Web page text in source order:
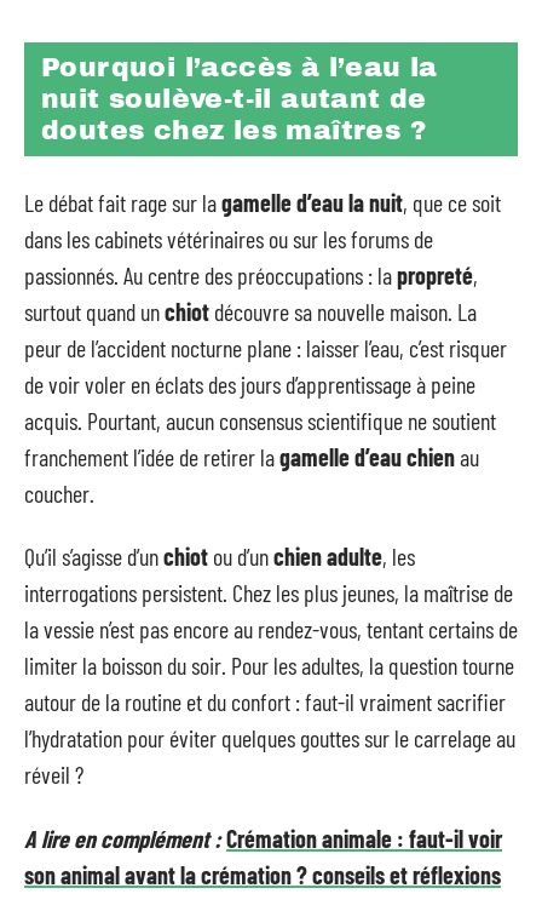
Pourquoi l’accès à l’eau la
nuit soulève-t-il autant de
doutes chez les maîtres ?
Le débat fait rage sur lagamelle d’eau la nuit, que ce soit
dans les cabinets vétérinaires ou sur les forums de
passionnés. Au centre des préoccupations : lapropreté,
surtout quand unchiot découvre sa nouvelle maison. La
peur de l’accident nocturne plane : laisser l’eau, c’est risquer
de voir voler en éclats des jours d’apprentissage à peine
acquis. Pourtant, aucun consensus scientifique ne soutient
franchement l’idée de retirer lagamelle d’eau chienau
coucher.
Qu’il s’agisse d’unchiot ou d’unchien adulte, les
interrogations persistent. Chez les plus jeunes, la maîtrise de
la vessie n’est pas encore au rendez-vous, tentant certains de
limiter la boisson du soir. Pour les adultes, la question tourne
autour de la routine et du confort : faut-il vraiment sacrifier
l’hydratation pour éviter quelques gouttes sur le carrelage au
réveil ?
A lire en complément :Crémation animale : faut-il voir
son animal avant la crémation ? conseils et réflexions